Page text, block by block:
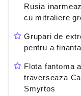
Rusia
cu mitraliere
Grupari de
pentru a
Flota fantoma
traverseaza
Smyrtos